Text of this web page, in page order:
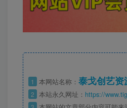
1 本网站名称： 泰戈创艺资
2 本站永久网址： https://